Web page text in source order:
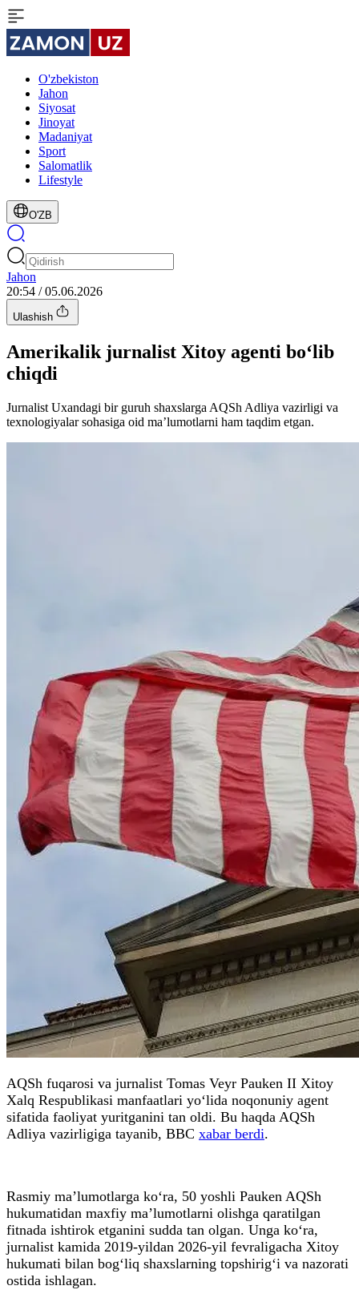
O'zbekiston
Jahon
Siyosat
Jinoyat
Madaniyat
Sport
Salomatlik
Lifestyle
O'ZB
Jahon
20:54 / 05.06.2026
Ulashish
Amerikalik jurnalist Xitoy agenti bo‘lib
chiqdi
Jurnalist Uxandagi bir guruh shaxslarga AQSh Adliya vazirligi va
texnologiyalar sohasiga oid ma’lumotlarni ham taqdim etgan.
AQSh fuqarosi va jurnalist Tomas Veyr Pauken II Xitoy
Xalq Respublikasi manfaatlari yo‘lida noqonuniy agent
sifatida faoliyat yuritganini tan oldi. Bu haqda AQSh
Adliya vazirligiga tayanib, BBC xabar berdi.
Rasmiy ma’lumotlarga ko‘ra, 50 yoshli Pauken AQSh
hukumatidan maxfiy ma’lumotlarni olishga qaratilgan
fitnada ishtirok etganini sudda tan olgan. Unga ko‘ra,
jurnalist kamida 2019-yildan 2026-yil fevraligacha Xitoy
hukumati bilan bog‘liq shaxslarning topshirig‘i va nazorati
ostida ishlagan.